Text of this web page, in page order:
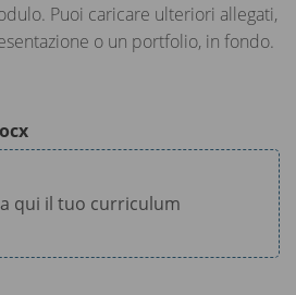
l
e
Puoi caricare ulteriori allegati,
o un portfolio, in fondo.
qui il tuo curriculum